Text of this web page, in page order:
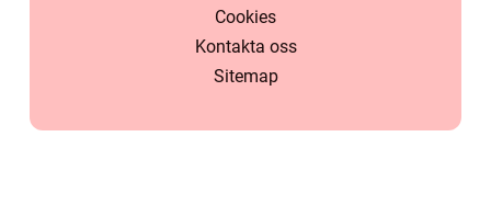
Cookies
Kontakta oss
Sitemap